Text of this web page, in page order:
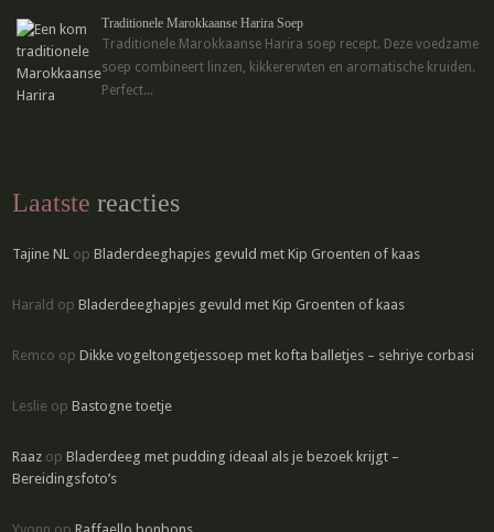
Traditionele Marokkaanse Harira Soep
Traditionele Marokkaanse Harira soep recept. Deze voedzame
soep combineert linzen, kikkererwten en aromatische kruiden.
Perfect...
Laatste reacties
Tajine NL opBladerdeeghapjes gevuld met Kip Groenten of kaas
Harald opBladerdeeghapjes gevuld met Kip Groenten of kaas
Remco opDikke vogeltongetjessoep met kofta balletjes – sehriye corbasi
Leslie opBastogne toetje
Raaz opBladerdeeg met pudding ideaal als je bezoek krijgt –
Bereidingsfoto’s